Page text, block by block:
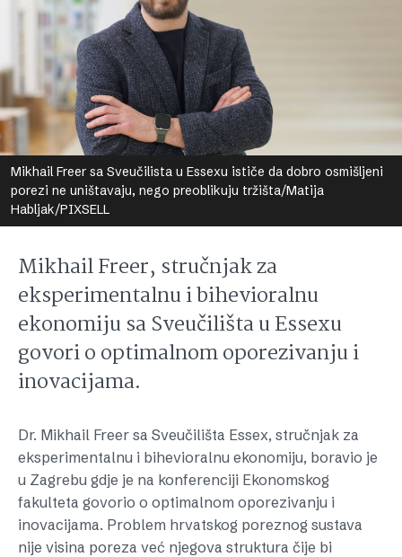
Mikhail Freer sa Sveučilista u Essexu ističe da dobro osmišljeni
porezi ne uništavaju, nego preoblikuju tržišta/Matija
Habljak/PIXSELL
Mikhail Freer, stručnjak za
eksperimentalnu i bihevioralnu
ekonomiju sa Sveučilišta u Essexu
govori o optimalnom oporezivanju i
inovacijama.
Dr. Mikhail Freer sa Sveučilišta Essex, stručnjak za
eksperimentalnu i bihevioralnu ekonomiju, boravio je
u Zagrebu gdje je na konferenciji Ekonomskog
fakulteta govorio o optimalnom oporezivanju i
inovacijama. Problem hrvatskog poreznog sustava
nije visina poreza već njegova struktura čije bi